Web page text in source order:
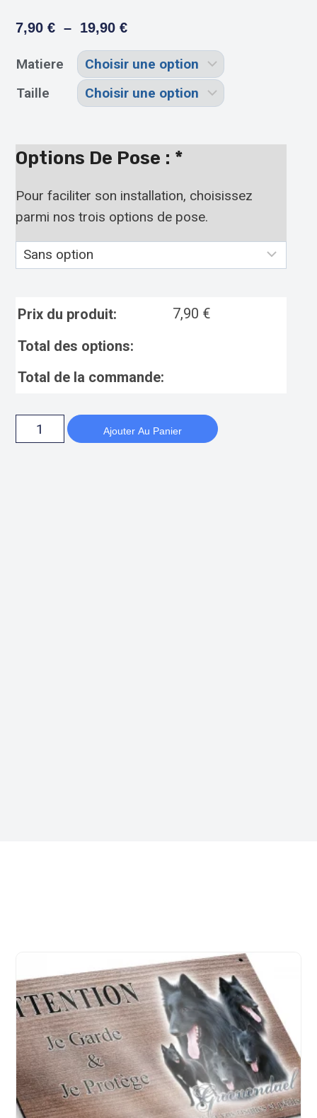
7,90€ – 19,90€
Matiere
Taille
Options De Pose : *
Pour faciliter son installation, choisissez
parmi nos trois options de pose.
Prix du produit: 7,90 €
Total des options:
Total de la commande:
Ajouter Au Panier